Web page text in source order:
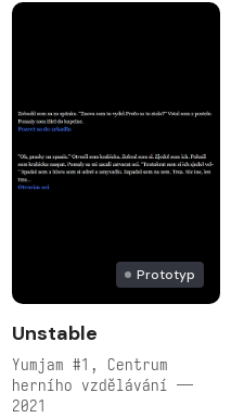
Prototyp
Unstable
Yumjam #1, Centrum
herního vzdělávání —
2021